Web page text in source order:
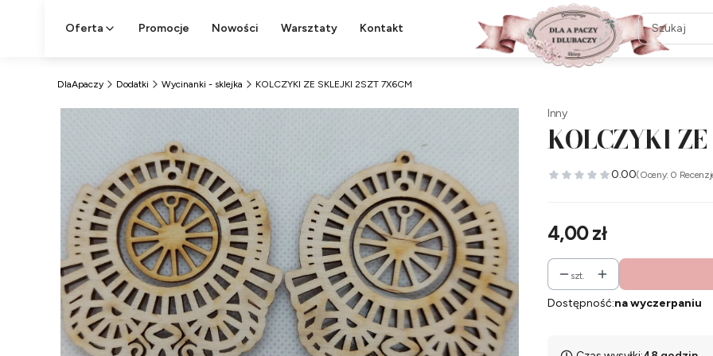
Oferta Promocje Nowości Warsztaty Kontakt
DlaApaczy Dodatki Wycinanki - sklejka KOLCZYKI ZE SKLEJKI 2SZT 7X6CM
Inny
KOLCZYKI
0.00(Oceny: 0
Cena
4,00 zł
szt.
Dostępność:na wyczerpaniu